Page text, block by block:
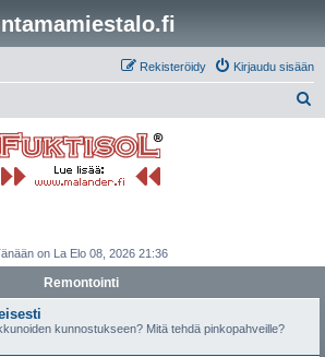
Kirjaudu sisään
Rekisteröidy
on La Elo 08, 2026 21:36
Remontointi
kunnostukseen? Mitä tehdä pinkopahveille?